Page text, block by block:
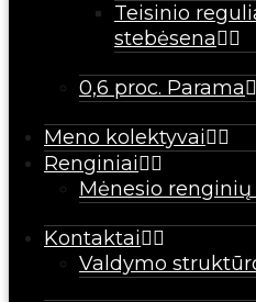
Teisinio
stebėsena
0,6 proc. Parama
Meno kolektyvai
Renginiai
Mėnesio renginių
Kontaktai
Valdymo